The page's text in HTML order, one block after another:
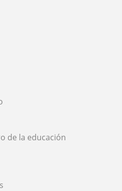
de la educación